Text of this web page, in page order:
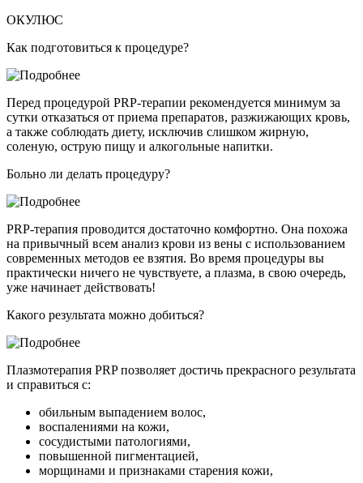
ОКУЛЮС
Как подготовиться к процедуре?
Перед процедурой PRP-терапии рекомендуется минимум за
сутки отказаться от приема препаратов, разжижающих кровь,
а также соблюдать диету, исключив слишком жирную,
соленую, острую пищу и алкогольные напитки.
Больно ли делать процедуру?
PRP-терапия проводится достаточно комфортно. Она похожа
на привычный всем анализ крови из вены с использованием
современных методов ее взятия. Во время процедуры вы
практически ничего не чувствуете, а плазма, в свою очередь,
уже начинает действовать!
Какого результата можно добиться?
Плазмотерапия PRP позволяет достичь прекрасного результата
и справиться с:
обильным выпадением волос,
воспалениями на кожи,
сосудистыми патологиями,
повышенной пигментацией,
морщинами и признаками старения кожи,